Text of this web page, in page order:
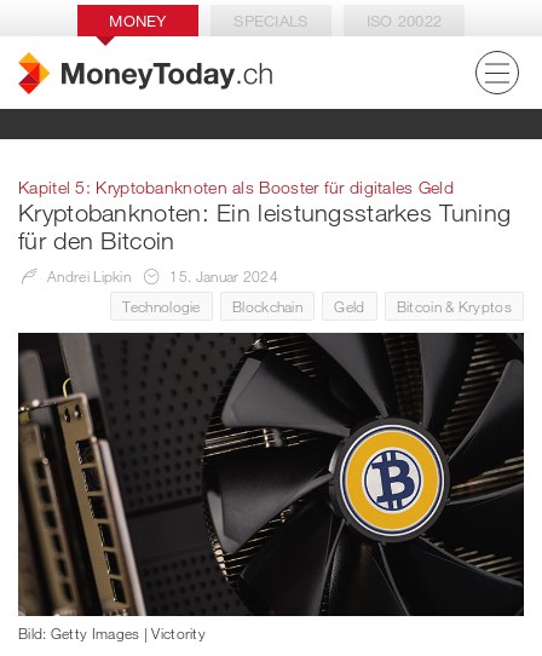
MONEY SPECIALS ISO 20022
Kapitel 5: Kryptobanknoten als Booster für digitales Geld
Kryptobanknoten: Ein leistungsstarkes Tuning
für den Bitcoin
Andrei Lipkin
15. Januar 2024
Technologie
Blockchain Geld Bitcoin & Kryptos
Bild: Getty Images | Victority